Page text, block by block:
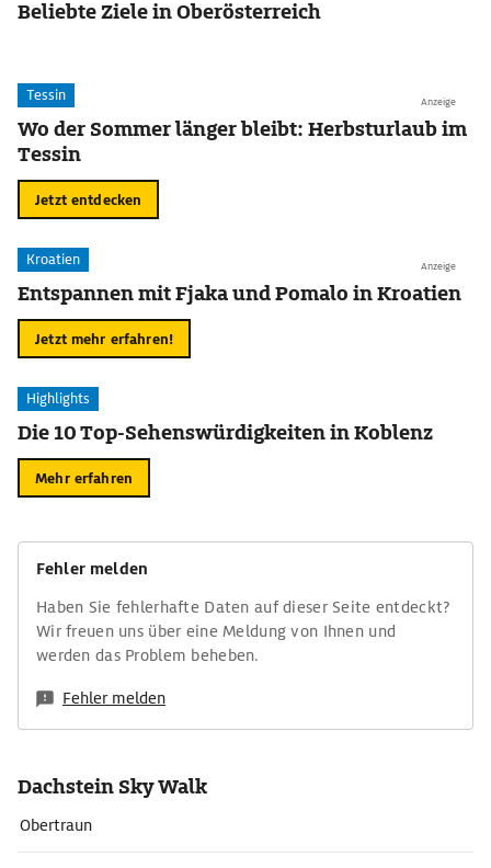
Beliebte Ziele in Oberösterreich
Anzeige
Tessin
Wo der Sommer länger bleibt: Herbsturlaub im
Tessin
Jetzt entdecken
Anzeige
Kroatien
Entspannen mit Fjaka und Pomalo in Kroatien
Jetzt mehr erfahren!
Highlights
Die 10 Top-Sehenswürdigkeiten in Koblenz
Mehr erfahren
Fehler melden
Haben Sie fehlerhafte Daten auf dieser Seite entdeckt?
Wir freuen uns über eine Meldung von Ihnen und
werden das Problem beheben.
Fehler melden
Dachstein Sky Walk
Obertraun